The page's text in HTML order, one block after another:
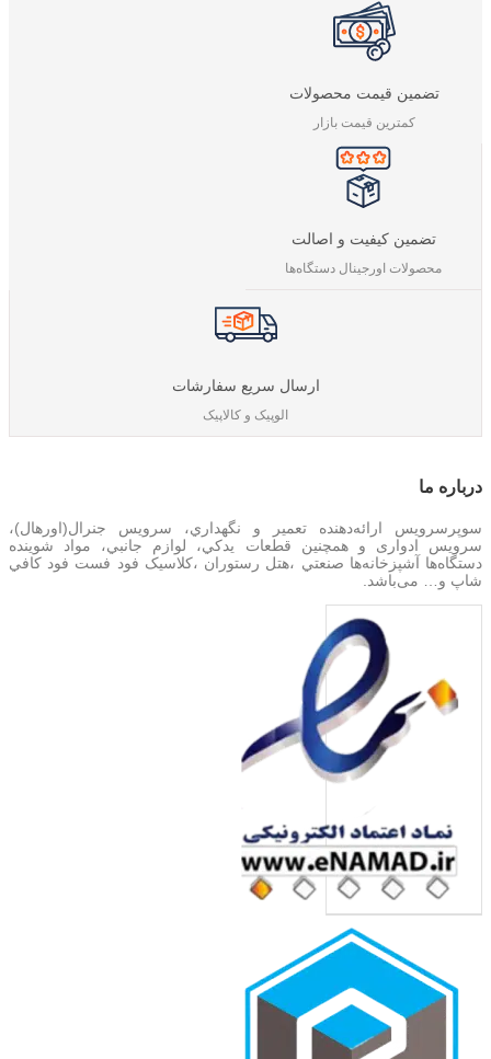
تضمین قیمت محصولات
کمترین قیمت بازار
تضمین کیفیت و اصالت
محصولات اورجینال دستگاه‌ها
ارسال سریع سفارشات
الوپیک و کالاپیک
درباره‌ ما
سوپرسرویس ارائه‌دهنده تعمير و نگهداري، سرویس جنرال(اورهال)،
سرویس‌ ادواری و همچنین قطعات يدکي، لوازم جانبي، مواد شوینده
دستگاه‌ها آشپزخانه‌ها صنعتي ،هتل رستوران ،کلاسیک فود فست فود کافي
شاپ و… می‌باشد.